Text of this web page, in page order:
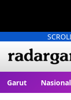
Garut Nasional